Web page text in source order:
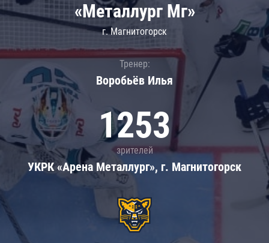
«Металлург Мг»
г. Магнитогорск
Тренер:
Воробьёв Илья
1253
зрителей
УКРК «Арена Металлург», г. Магнитогорск